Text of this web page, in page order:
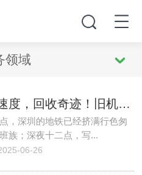
领域
深圳速度，回收奇迹！旧机上门服务，价格绝绝子
，深圳的地铁已经挤满行色匆
族；深夜十二点，写...
06-26